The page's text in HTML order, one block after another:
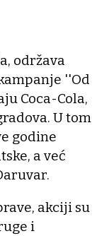
održava
''Od
Coca-Cola,
U tom
godine
a već
akciji su
i